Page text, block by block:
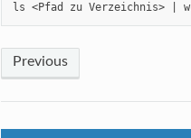
ls <Pfad zu Verzeichnis> |
Previous